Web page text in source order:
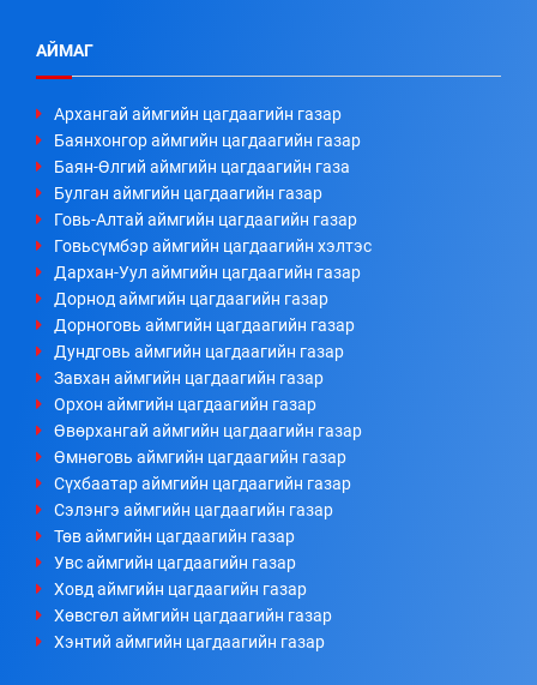
АЙМАГ
Архангай аймгийн цагдаагийн газар
Баянхонгор аймгийн цагдаагийн газар
Баян-Өлгий аймгийн цагдаагийн газа
Булган аймгийн цагдаагийн газар
Говь-Алтай аймгийн цагдаагийн газар
Говьсүмбэр аймгийн цагдаагийн хэлтэс
Дархан-Уул аймгийн цагдаагийн газар
Дорнод аймгийн цагдаагийн газар
Дорноговь аймгийн цагдаагийн газар
Дундговь аймгийн цагдаагийн газар
Завхан аймгийн цагдаагийн газар
Орхон аймгийн цагдаагийн газар
Өвөрхангай аймгийн цагдаагийн газар
Өмнөговь аймгийн цагдаагийн газар
Сүхбаатар аймгийн цагдаагийн газар
Сэлэнгэ аймгийн цагдаагийн газар
Төв аймгийн цагдаагийн газар
Увс аймгийн цагдаагийн газар
Ховд аймгийн цагдаагийн газар
Хөвсгөл аймгийн цагдаагийн газар
Хэнтий аймгийн цагдаагийн газар